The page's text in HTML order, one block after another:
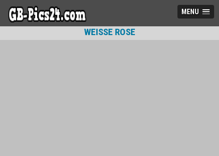
MENU
WEISSE ROSE